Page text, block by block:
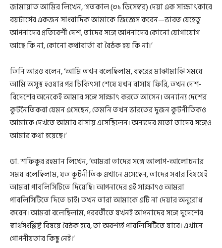
জামায়াত আমির লিখেন, ‘গতকাল (৩১ ডিসেম্বর) দেয়া এক সাক্ষাৎকারে
রয়টার্সের একজন সাংবাদিক আমাকে জিজ্ঞেস করেন—ভারত যেহেতু
আপনাদের প্রতিবেশী দেশ, তাদের সঙ্গে আপনাদের কোনো যোগাযোগ
আছে কি না, কোনো কথাবার্তা বা বৈঠক হয় কি না।’
তিনি আরও বলেন, ‘আমি তখন বলেছিলাম, বছরের মাঝামাঝি সময়ে
আমি অসুস্থ হওয়ার পর চিকিৎসা শেষে যখন বাসায় ফিরি, তখন দেশ-
বিদেশের অনেকেই আমার সঙ্গে সাক্ষাৎ করতে আসেন। অন্যান্য দেশের
কূটনৈতিকরা যেমন এসেছেন, তেমনি তখন ভারতের দুজন কূটনীতিকও
আমাকে দেখতে আমার বাসায় এসেছিলেন। অন্যদের মতো তাদের সঙ্গেও
আমার কথা হয়েছে।’
ডা. শফিকুর রহমান লিখেন, ‘আমরা তাদের সঙ্গে আলাপ-আলোচনার
সময় বলেছিলাম, যত কূটনীতিক এখানে এসেছেন, তাদের সবার বিষয়েই
আমরা পাবলিসিটিতে দিয়েছি। আপনাদের এই সাক্ষাৎও আমরা
পাবলিসিটিতে দিতে চাই। তখন তারা আমাকে এটি না দেয়ার অনুরোধ
করেন। আমরা বলেছিলাম, পরবর্তীতে যখনই আপনাদের সঙ্গে দুদেশের
স্বার্থসংশ্লিষ্ট বিষয়ে বৈঠক হবে, তা অবশ্যই পাবলিসিটিতে যাবে। এখানে
গোপনীয়তার কিছু নেই।’